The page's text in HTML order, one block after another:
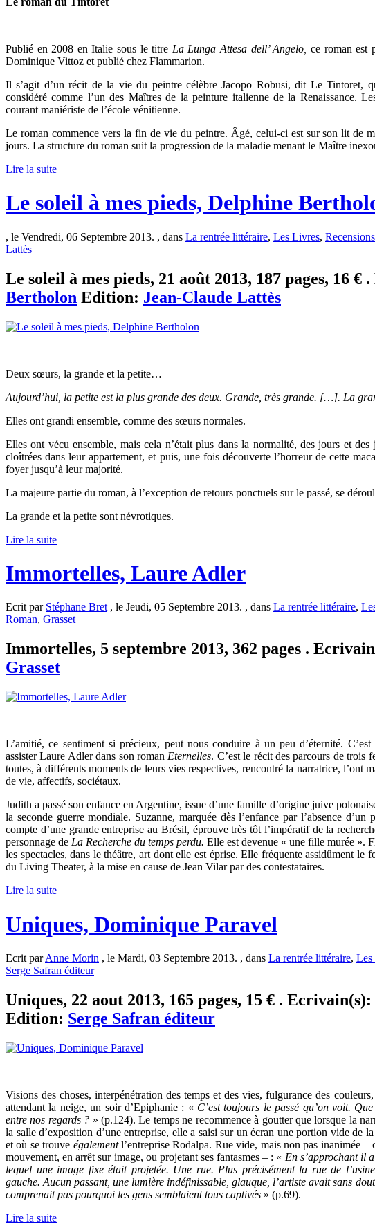
Publié en 2008 en Italie sous le titre La Lunga Attesa dell’ Angelo, ce roman est
Dominique Vittoz et publié chez Flammarion.
Il s’agit d’un récit de la vie du peintre célèbre Jacopo Robusi, dit Le Tintoret,
considéré comme l’un des Maîtres de la peinture italienne de la Renaissance.
courant maniériste de l’école vénitienne.
Le roman commence vers la fin de vie du peintre. Âgé, celui-ci est sur son lit de
jours. La structure du roman suit la progression de la maladie menant le Maître
Lire la suite
Le soleil à mes pieds, Delphine
, le Vendredi, 06 Septembre 2013. , dans La rentrée littéraire, Les Livres, Recensions
Lattès
Le soleil à mes pieds, 21 août 2013, 187 pages, 16 €
Bertholon Edition: Jean-Claude Lattès
Deux sœurs, la grande et la petite…
Aujourd’hui, la petite est la plus grande des deux. Grande, très grande. […]. La
Elles ont grandi ensemble, comme des sœurs normales.
Elles ont vécu ensemble, mais cela n’était plus dans la normalité, des jours et
cloîtrées dans leur appartement, et puis, une fois découverte l’horreur de cette
foyer jusqu’à leur majorité.
La majeure partie du roman, à l’exception de retours ponctuels sur le passé, se
La grande et la petite sont névrotiques.
Lire la suite
Immortelles, Laure Adler
Ecrit par Stéphane Bret , le Jeudi, 05 Septembre 2013. , dans La rentrée littéraire,
Roman, Grasset
Immortelles, 5 septembre 2013, 362 pages .
Grasset
L’amitié, ce sentiment si précieux, peut nous conduire à un peu d’éternité.
assister Laure Adler dans son roman Eternelles. C’est le récit des parcours de trois
toutes, à différents moments de leurs vies respectives, rencontré la narratrice, l’ont
de vie, affectifs, sociétaux.
Judith a passé son enfance en Argentine, issue d’une famille d’origine juive
la seconde guerre mondiale. Suzanne, marquée dès l’enfance par l’absence
compte d’une grande entreprise au Brésil, éprouve très tôt l’impératif de la
personnage de La Recherche du temps perdu. Elle est devenue « une fille murée ».
les spectacles, dans le théâtre, art dont elle est éprise. Elle fréquente assidûment le
du Living Theater, à la mise en cause de Jean Vilar par des contestataires.
Lire la suite
Uniques, Dominique Paravel
Ecrit parAnne Morin , le Mardi, 03 Septembre 2013. , dans La rentrée littéraire, Les
Serge Safran éditeur
Uniques, 22 aout 2013, 165 pages, 15 € . Ecrivain(s):
Edition: Serge Safran éditeur
Visions des choses, interpénétration des temps et des vies, fulgurance des
attendant la neige, un soir d’Epiphanie : « C’est toujours le passé qu’on voit.
entre nos regards ? » (p.124). Le temps ne recommence à goutter que lorsque la
la salle d’exposition d’une entreprise, elle a saisi sur un écran une portion vide de
et où se trouve égalementl’entreprise Rodalpa. Rue vide, mais non pas inanimée
mouvement, en arrêt sur image, ou projetant ses fantasmes – : « En s’approchant il
lequel une image fixe était projetée. Une rue. Plus précisément la rue de
gauche. Aucun passant, une lumière indéfinissable, glauque, l’artiste avait sans
comprenait pas pourquoi les gens semblaient tous captivés » (p.69).
Lire la suite